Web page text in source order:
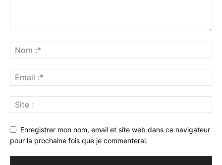
Enregistrer mon nom, email et site web dans ce navigateur
pour la prochaine fois que je commenterai.